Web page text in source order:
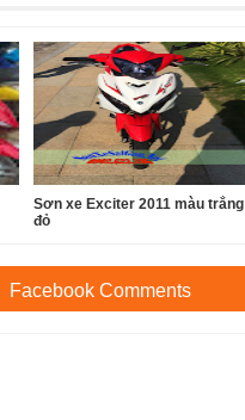
Sơn xe Exciter 2011 màu trắng
đỏ
Facebook Comments